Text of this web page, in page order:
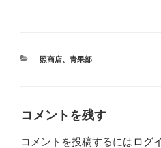
カ
照商店、 青果部
コメントを残す
コメントを投稿するにはログ